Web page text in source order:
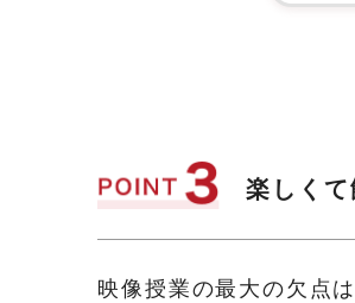
楽しく
映像授業の最大の欠点